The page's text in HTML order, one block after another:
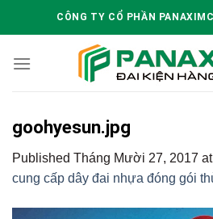
CÔNG TY CỔ PHẦN
goohyesun.jpg
Published Tháng Mười 27, 2017 at
cung cấp dây đai nhựa đóng gói